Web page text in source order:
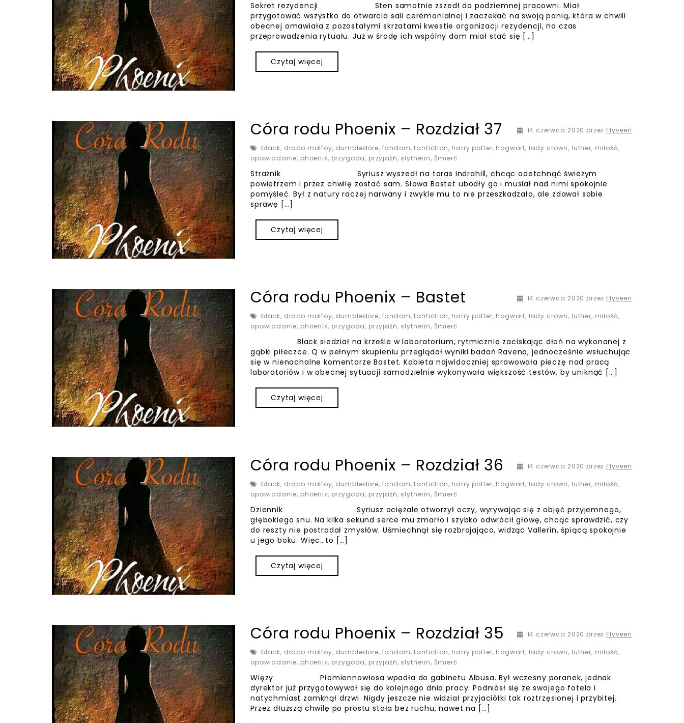
Sekret rezydencji Sten samotnie zszedł do podziemnej pracowni. Miał
przygotować wszystko do otwarcia sali ceremonialnej i zaczekać na swoją panią, która w chwili
obecnej omawiała z pozostałymi skrzatami kwestie organizacji rezydencji, na czas
przeprowadzenia rytuału. Już w środę ich wspólny dom miał stać się […]
Czytaj więcej
Córa rodu Phoenix – Rozdział 37 14 czerwca 2020 14 czerwca 2020
przez Flyveen
black, draco malfoy, dumbledore, fandom,fanfiction, harry potter, hogwart, lady crown, luther, miłość,
opowiadanie, phoenix, przygoda, przyjaźń, slytherin, Śmierć
Strażnik Syriusz wyszedł na taras Indrahill, chcąc odetchnąć świeżym
powietrzem i przez chwilę zostać sam. Słowa Bastet ubodły go i musiał nad nimi spokojnie
pomyśleć. Był z natury raczej narwany i zwykle mu to nie przeszkadzało, ale zdawał sobie
sprawę […]
Czytaj więcej
Córa rodu Phoenix – Bastet 14 czerwca 2020 przez Flyveen
black, draco malfoy, dumbledore, fandom,fanfiction, harry potter, hogwart, lady crown, luther, miłość,
opowiadanie, phoenix, przygoda, przyjaźń, slytherin, Śmierć
Black siedział na krześle w laboratorium, rytmicznie zaciskając dłoń na wykonanej z
gąbki piłeczce. Q w pełnym skupieniu przeglądał wyniki badań Ravena, jednocześnie wsłuchując
się w nienachalne komentarze Bastet. Kobieta najwidoczniej sprawowała pieczę nad pracą
laboratoriów i w obecnej sytuacji samodzielnie wykonywała większość testów, by uniknąć […]
Czytaj więcej
Córa rodu Phoenix – Rozdział 36 14 czerwca 2020 przez Flyveen
black, draco malfoy, dumbledore, fandom,fanfiction, harry potter, hogwart, lady crown, luther, miłość,
opowiadanie, phoenix, przygoda, przyjaźń, slytherin, Śmierć
Dziennik Syriusz ociężale otworzył oczy, wyrywając się z objęć przyjemnego,
głębokiego snu. Na kilka sekund serce mu zmarło i szybko odwrócił głowę, chcąc sprawdzić, czy
do reszty nie postradał zmysłów. Uśmiechnął się rozbrajająco, widząc Vallerin, śpiącą spokojnie
u jego boku. Więc…to […]
Czytaj więcej
Córa rodu Phoenix – Rozdział 35 14 czerwca 2020 przez Flyveen
black, draco malfoy, dumbledore, fandom,fanfiction, harry potter, hogwart, lady crown, luther, miłość,
opowiadanie, phoenix, przygoda, przyjaźń, slytherin, Śmierć
Więzy Płomiennowłosa wpadła do gabinetu Albusa. Był wczesny poranek, jednak
dyrektor już przygotowywał się do kolejnego dnia pracy. Podniósł się ze swojego fotela i
natychmiast zamknął drzwi. Nigdy jeszcze nie widział przyjaciółki tak roztrzęsionej i przybitej.
Przez dłuższą chwilę po prostu stała bez ruchu, nawet na […]